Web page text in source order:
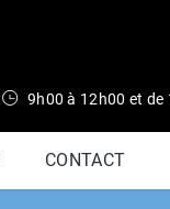
9h00 à 12h00 et de
CONTACT